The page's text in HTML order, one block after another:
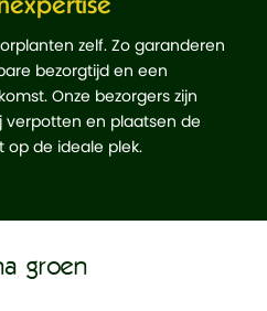
zelf. Zo garanderen
bezorgtijd en een
Onze bezorgers zijn
verpotten en plaatsen de
op de ideale plek.
groen